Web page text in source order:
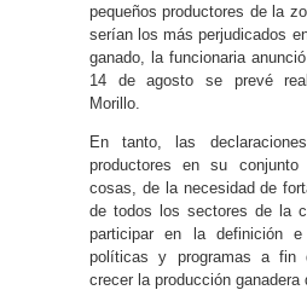
pequeños productores de la
serían los más perjudicados
ganado, la funcionaria
14 de agosto se prevé
Morillo.
En tanto, las
productores en su conjunto
cosas, de la necesidad de
de todos los sectores de la
participar en la definición e
políticas y programas a fin
crecer la producción ganadera